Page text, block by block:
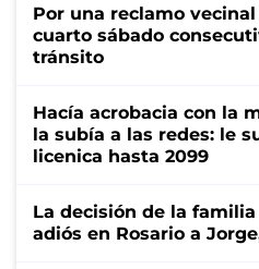
Por una reclamo
cuarto sábado
tránsito
Hacía acrobacia con la
la subía a las redes: le
licenica hasta 2099
La decisión de la
adiós en Rosario a